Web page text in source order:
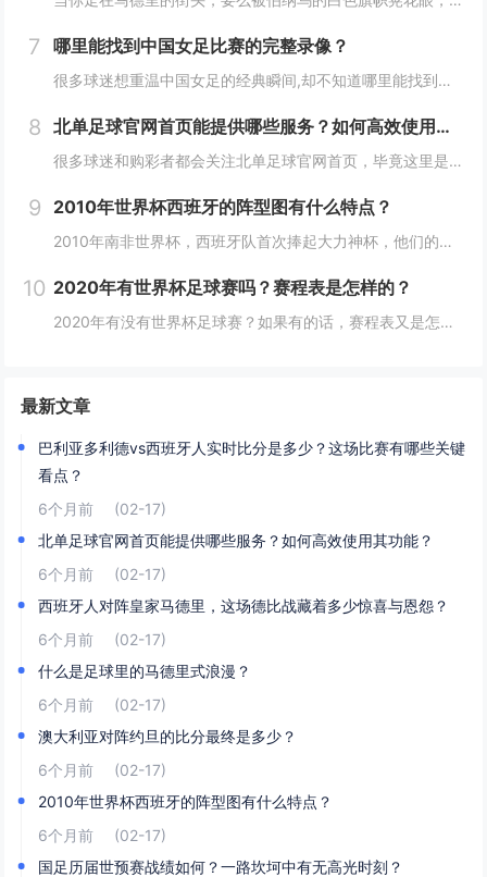
7 哪里能找到中国女足比赛的完整录像？
很多球迷想重温中国女足的经典瞬间,却不知道哪里能找到完整、高清的比赛录像，这篇文章从获取渠道、资源特点、观看价值等角度，帮你理清“找录像”的门道。 这些渠道能稳定获取完整录像 官方平台是最靠谱的“宝库”： 中国足协/赛事官...
8 北单足球官网首页能提供哪些服务？如何高效使用其功能？
很多球迷和购彩者都会关注北单足球官网首页，毕竟这里是了解北京单场足球彩票、获取赛事资讯的核心入口，但你真的清楚首页能提供哪些服务，又该怎么高效利用这些功能吗？今天就来详细拆解一下。 北单足球官网首页的核心服务模块有哪些？ 北单足球官网首...
9 2010年世界杯西班牙的阵型图有什么特点？
2010年南非世界杯，西班牙队首次捧起大力神杯，他们的阵型设计和人员搭配成为传控足球的经典模板，这张阵型图背后，藏着怎样的战术智慧？ 阵型框架：4-2-3-1的“控球化”改造 从纸面站位看，西班牙的阵型可归为4-2-3-1的灵活变种...
10 2020年有世界杯足球赛吗？赛程表是怎样的？
2020年有没有世界杯足球赛？如果有的话，赛程表又是怎样的？其实答案很明确：2020年并没有举办世界杯足球赛，这背后既有世界杯的举办规律，也和2020年的特殊历史背景有关,下面我们一步步梳理清楚。 世界杯的“四年之约”：2020年本就不在...
最新文章
巴利亚多利德vs西班牙人实时比分是多少？这场比赛有哪些关键
看点？
6个月前
(02-17)
北单足球官网首页能提供哪些服务？如何高效使用其功能？
6个月前
(02-17)
西班牙人对阵皇家马德里，这场德比战藏着多少惊喜与恩怨？
6个月前
(02-17)
什么是足球里的马德里式浪漫？
6个月前
(02-17)
澳大利亚对阵约旦的比分最终是多少？
6个月前
(02-17)
2010年世界杯西班牙的阵型图有什么特点？
6个月前
(02-17)
国足历届世预赛战绩如何？一路坎坷中有无高光时刻？